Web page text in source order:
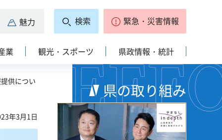
魅力 検索 緊急・災害情報
業 観光・スポーツ 県政情報・統計
供につい
年3月1日
県の取り組み